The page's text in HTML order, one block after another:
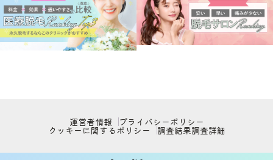
運営者情報 プライバシーポリシー
クッキーに関するポリシー 調査結果調査詳細